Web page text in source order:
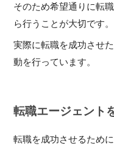
そのため希望通りに転
ら行うことが大切です。
実際に転職を成功させ
動を行っています。
転職エージェント
転職を成功させるため